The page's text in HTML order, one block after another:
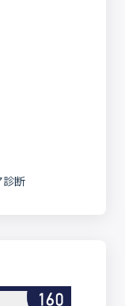
診断